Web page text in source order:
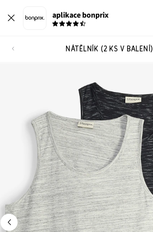
aplikace bonprix
NÁTĚLNÍK (2 KS V BALENÍ)